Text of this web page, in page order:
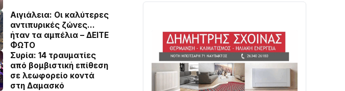
Αιγιάλεια: Οι καλύτερες
αντιπυρικές ζώνες…
ήταν τα αμπέλια – ΔΕΙΤΕ
ΦΩΤΟ
Συρία: 14 τραυματίες
από βομβιστική επίθεση
σε λεωφορείο κοντά
στη Δαμασκό